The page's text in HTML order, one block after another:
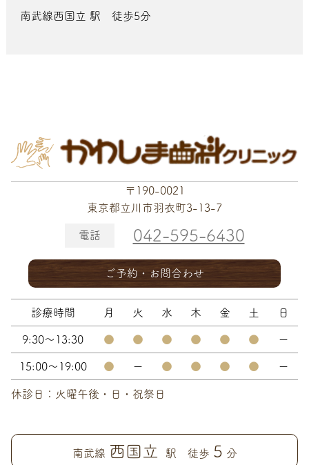
南武線西国立 駅 徒歩5分
〒190-0021
東京都立川市羽衣町3-13-7
電話 042-595-6430
ご予約・お問合わせ
診療時間 月 火 水 木 金 土 日
9:30～13:30 ● ● ● ● ● ● ー
15:00～19:00 ● ー ● ● ● ● ー
休診日：火曜午後・日・祝祭日
南武線 西国立 駅 徒歩 5 分